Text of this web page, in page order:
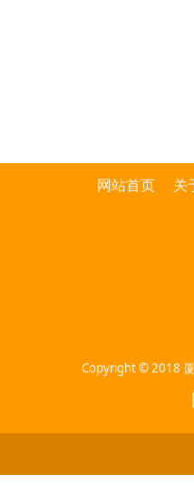
网站首页 关
Copyright © 2018 厦